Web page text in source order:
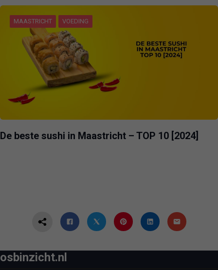
MAASTRICHT VOEDING
De beste sushi in Maastricht – TOP 10 [2024]
osbinzicht.nl